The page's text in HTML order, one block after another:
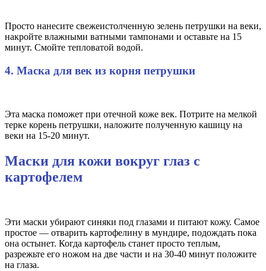
Просто нанесите свежеистолченную зелень петрушки на веки,
накройте влажными ватными тампонами и оставьте на 15
минут. Смойте тепловатой водой.
4. Маска для век из корня петрушки
Эта маска поможет при отечной коже век. Потрите на мелкой
терке корень петрушки, наложите полученную кашицу на
веки на 15-20 минут.
Маски для кожи вокруг глаз с
картофелем
Эти маски убирают синяки под глазами и питают кожу. Самое
простое — отварить картофелину в мундире, подождать пока
она остынет. Когда картофель станет просто теплым,
разрежьте его ножом на две части и на 30-40 минут положите
на глаза.